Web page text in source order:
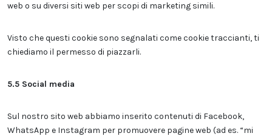
web o su diversi siti web per scopi di marketing simili.
Visto che questi cookie sono segnalati come cookie traccianti, ti
chiediamo il permesso di piazzarli.
5.5 Social media
Sul nostro sito web abbiamo inserito contenuti di Facebook,
WhatsApp e Instagram per promuovere pagine web (ad es. “mi